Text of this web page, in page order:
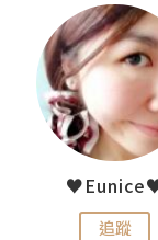
追蹤